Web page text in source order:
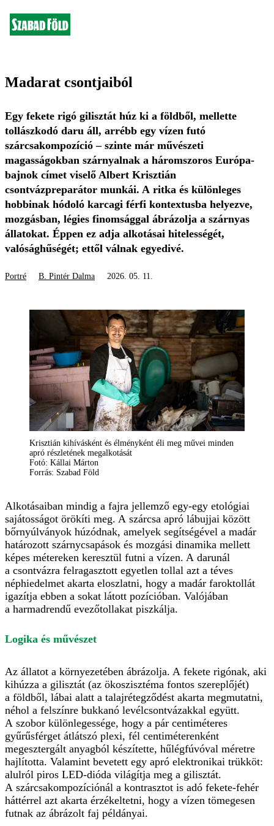
Madarat csontjaiból
Egy fekete rigó gilisztát húz ki a földből, mellette
tollászkodó daru áll, arrébb egy vízen futó
szárcsakompozíció – szinte már művészeti
magasságokban szárnyalnak a háromszoros Európa-
bajnok címet viselő Albert Krisztián
csontvázpreparátor munkái. A ritka és különleges
hobbinak hódoló karcagi férfi kontextusba helyezve,
mozgásban, légies finomsággal ábrázolja a szárnyas
állatokat. Éppen ez adja alkotásai hitelességét,
valósághűségét; ettől válnak egyedivé.
Portré B. Pintér Dalma 2026. 05. 11.
Krisztián kihívásként és élményként éli meg művei minden
apró részletének megalkotását
Fotó: Kállai Márton
Forrás: Szabad Föld
Alkotásaiban mindig a fajra jellemző egy-egy etológiai
sajátosságot örökíti meg. A szárcsa apró lábujjai között
bőrnyúlványok húzódnak, amelyek segítségével a madár
határozott szárnycsapások és mozgási dinamika mellett
képes métereken keresztül futni a vízen. A darunál
a csontvázra felragasztott egyetlen tollal azt a téves
néphiedelmet akarta eloszlatni, hogy a madár faroktollát
igazítja ebben a sokat látott pozícióban. Valójában
a harmadrendű evezőtollakat piszkálja.
Logika és művészet
Az állatot a környezetében ábrázolja. A fekete rigónak, aki
kihúzza a gilisztát (az ökoszisztéma fontos szereplőjét)
a földből, lábai alatt a talajrétegződést akarta megmutatni,
néhol a felszínre bukkanó levélcsontvázakkal együtt.
A szobor különlegessége, hogy a pár centimé­teres
gyűrűsférget átlátszó plexi, fél centiméterenként
megesztergált anyagból készítette, hűlégfúvóval méretre
hajlította. Valamint bevetett egy apró elektronikai trükköt:
alulról piros LED-dióda világítja meg a gilisztát.
A szárcsakompozíciónál a kontrasztot is adó fekete-fehér
háttérrel azt akarta érzékeltetni, hogy a vízen tömegesen
futnak az ábrázolt faj példányai.